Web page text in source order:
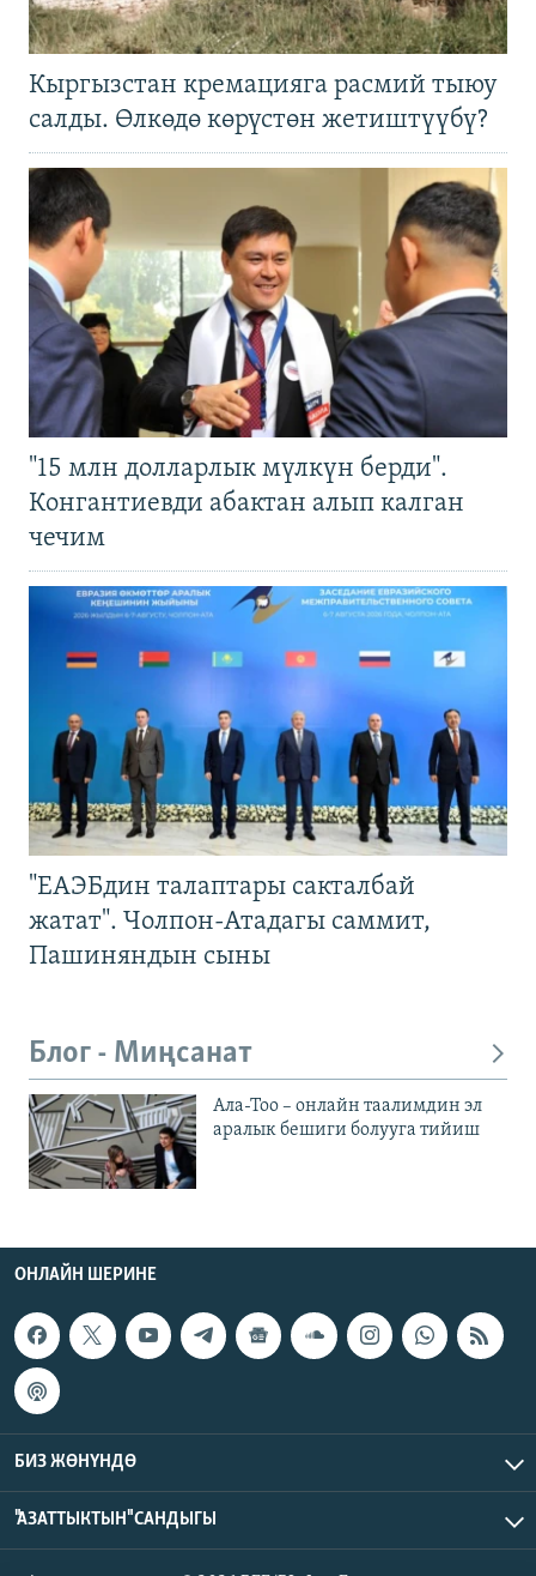
Кыргызстан кремацияга расмий тыюу
салды. Өлкөдө көрүстөн жетиштүүбү?
"15 млн долларлык мүлкүн берди".
Конгантиевди абактан алып калган
чечим
"ЕАЭБдин талаптары сакталбай
жатат". Чолпон-Атадагы саммит,
Пашиняндын сыны
Блог - Миңсанат
Ала-Тоо – онлайн таалимдин эл
аралык бешиги болууга тийиш
ОНЛАЙН ШЕРИНЕ
БИЗ ЖӨНҮНДӨ
"АЗАТТЫКТЫН" САНДЫГЫ